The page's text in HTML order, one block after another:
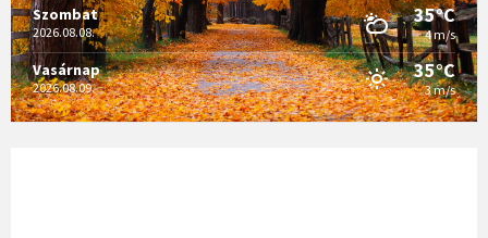
Szombat
2026.08.08.
35°C
4 m/s
Vasárnap
2026.08.09.
35°C
3 m/s